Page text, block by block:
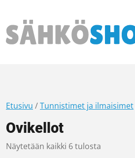
Päävalikko
Etusivu /Tunnistimet ja ilmaisimet
Ovikellot
Näytetään kaikki 6 tulosta